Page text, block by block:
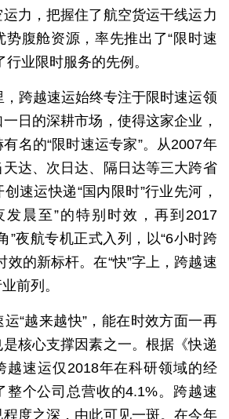
力，把握住了航空货运干线运力
势腹舱资源，率先推出了“限时速
行业限时服务的先例。
越速运始终专注于限时速运领
日的深耕市场，使得这家企业，
名的“限时速运专家”。从2007年
达、次日达、隔日达等三大跨省
速运快递“国内限时”行业先河，
发晨至”的特别时效，再到2017
”夜航专机正式入列，以“6小时跨
效的新标杆。在“快”字上，跨越速
前列。
越来越快”，能在时效方面一再
核心支撑因素之一。根据《快递
越速运仅2018年在科研领域的经
整个公司总营收的4.1%。跨越速
度之深，由此可见一斑。在今年